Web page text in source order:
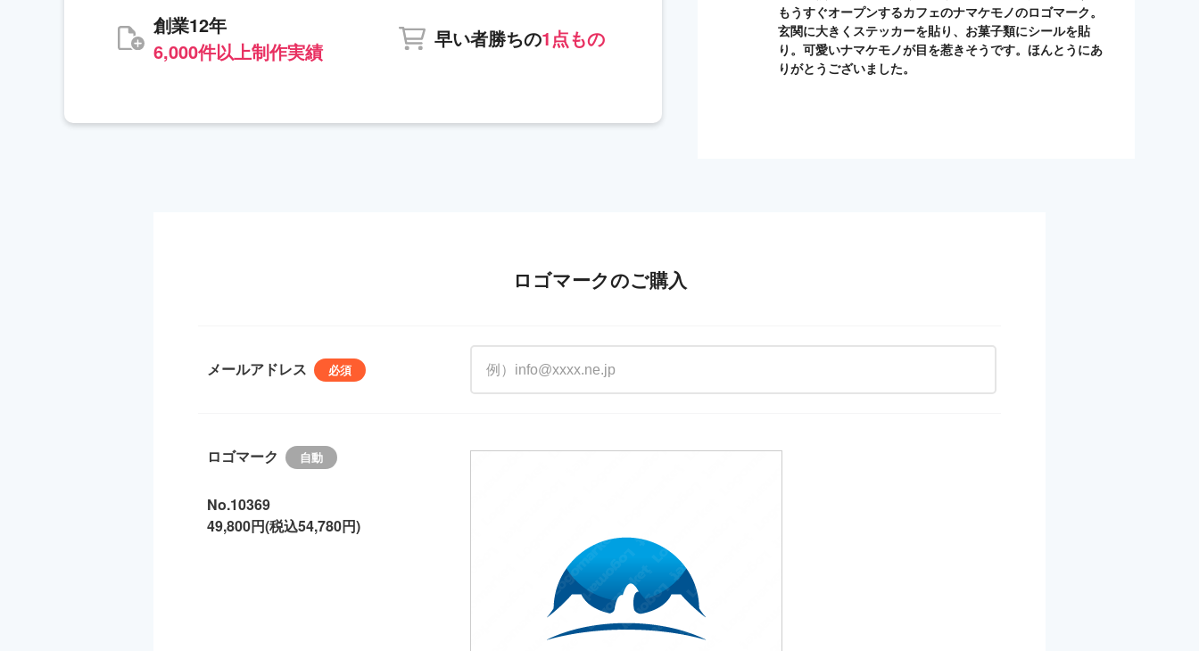
創業12年
6,000件以上制作実績
早い者勝ちの1点もの
もうすぐオープンするカフェのナマケモノのロゴマーク。
玄関に大きくステッカーを貼り、お菓子類にシールを貼
り。可愛いナマケモノが目を惹きそうです。ほんとうにあ
りがとうございました。
ロゴマークのご購入
メールアドレス
ロゴマーク
No.10369
49,800円(税込54,780円)